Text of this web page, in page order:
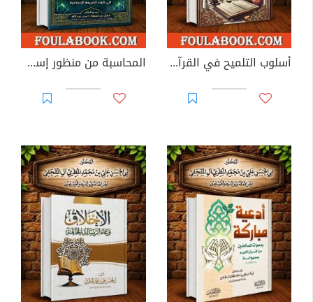
أسلوب التلميح في القرآن الكريم والسنة الصحيحة المحاسبة من منظور إسلامي